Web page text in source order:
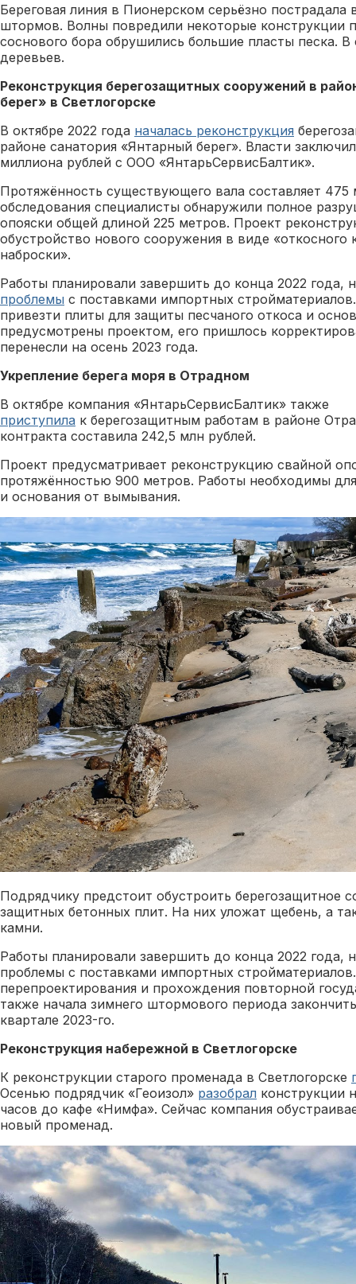
Береговая линия в Пионерском серьёзно пострадала
штормов. Волны повредили некоторые конструкции
соснового бора обрушились большие пласты песка.
деревьев.
Реконструкция берегозащитных сооружений в
берег» в Светлогорске
В октябре 2022 года началась реконструкция
районе санатория «Янтарный берег». Власти
миллиона рублей с ООО «ЯнтарьСервисБалтик».
Протяжённость существующего вала составляет 475
обследования специалисты обнаружили полное
опояски общей длиной 225 метров. Проект
обустройство нового сооружения в виде «откосного
наброски».
Работы планировали завершить до конца 2022 года,
проблемы с поставками импортных
привезти плиты для защиты песчаного откоса и
предусмотрены проектом, его пришлось
перенесли на осень 2023 года.
Укрепление берега моря в Отрадном
В октябре компания «ЯнтарьСервисБалтик» также
приступила к берегозащитным работам в районе
контракта составила 242,5 млн рублей.
Проект предусматривает реконструкцию свайной
протяжённостью 900 метров. Работы необходимы
и основания от вымывания.
Подрядчику предстоит обустроить берегозащитное
защитных бетонных плит. На них уложат щебень, а
камни.
Работы планировали завершить до конца 2022 года,
проблемы с поставками импортных
перепроектирования и прохождения повторной
также начала зимнего штормового периода
квартале 2023-го.
Реконструкция набережной в Светлогорске
К реконструкции старого променада в Светлогорске
Осенью подрядчик «Геоизол» разобрал конструкции
часов до кафе «Нимфа». Сейчас компания
новый променад.